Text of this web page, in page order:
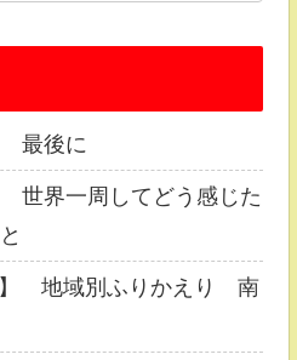
最後に
世界一周してどう感じた
】 地域別ふりかえり 南